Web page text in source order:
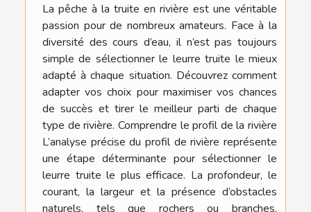
La pêche à la truite en rivière est une véritable
passion pour de nombreux amateurs. Face à la
diversité des cours d’eau, il n’est pas toujours
simple de sélectionner le leurre truite le mieux
adapté à chaque situation. Découvrez comment
adapter vos choix pour maximiser vos chances
de succès et tirer le meilleur parti de chaque
type de rivière. Comprendre le profil de la rivière
L’analyse précise du profil de rivière représente
une étape déterminante pour sélectionner le
leurre truite le plus efficace. La profondeur, le
courant, la largeur et la présence d’obstacles
naturels, tels que rochers ou branches,